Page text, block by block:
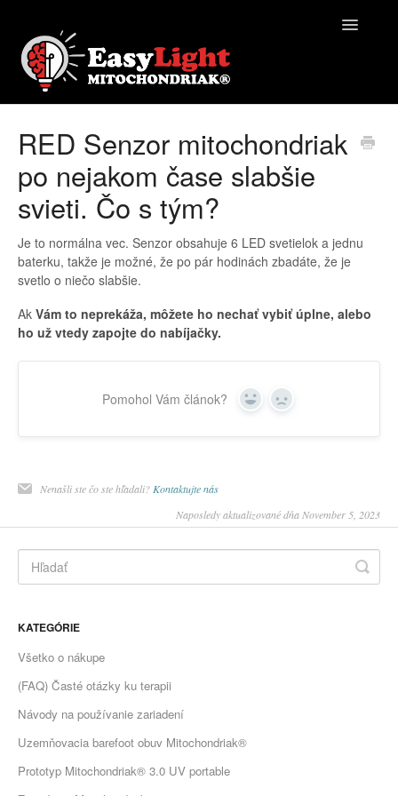
Toggle
RED Senzor mitochondriak
po nejakom čase slabšie
svieti. Čo s tým?
Je to normálna vec. Senzor obsahuje 6 LED svetielok a jednu
baterku, takže je možné, že po pár hodinách zbadáte, že je
svetlo o niečo slabšie.
Ak Vám to neprekáža, môžete ho nechať vybiť úplne, alebo
ho už vtedy zapojte do nabíjačky.
Pomohol Vám článok? Yes No
Nenašli ste čo ste hľadali? Kontaktujte nás
Naposledy aktualizované dňa November 5, 2023
KATEGÓRIE
Všetko o nákupe
(FAQ) Časté otázky ku terapii
Návody na používanie zariadení
Uzemňovacia barefoot obuv Mitochondriak®
Prototyp Mitochondriak® 3.0 UV portable